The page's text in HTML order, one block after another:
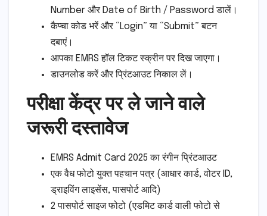
Number और Date of Birth / Password डालें।
कैप्चा कोड भरें और “Login” या “Submit” बटन
दबाएं।
आपका EMRS हॉल टिकट स्क्रीन पर दिख जाएगा।
डाउनलोड करें और प्रिंटआउट निकाल लें।
परीक्षा केंद्र पर ले जाने वाले
जरूरी दस्तावेज
EMRS Admit Card 2025 का रंगीन प्रिंटआउट
एक वैध फोटो युक्त पहचान पत्र (आधार कार्ड, वोटर ID,
ड्राइविंग लाइसेंस, पासपोर्ट आदि)
2 पासपोर्ट साइज फोटो (एडमिट कार्ड वाली फोटो से